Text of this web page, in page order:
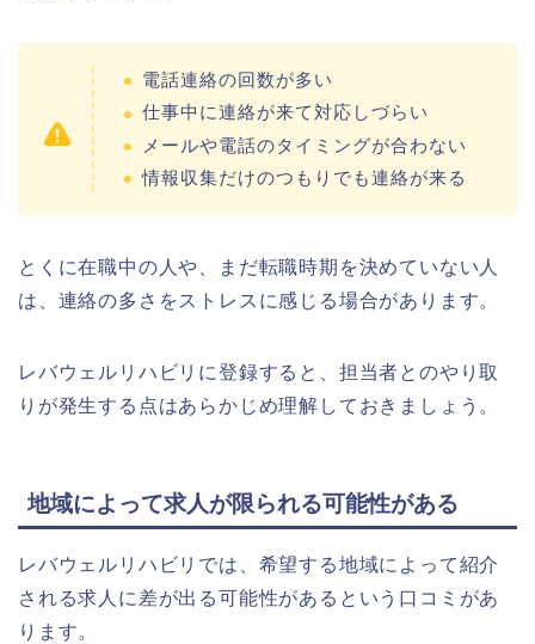
電話連絡の回数が多い
仕事中に連絡が来て対応しづらい
メールや電話のタイミングが合わない
情報収集だけのつもりでも連絡が来る
とくに在職中の人や、まだ転職時期を決めていない人
は、連絡の多さをストレスに感じる場合があります。
レバウェルリハビリに登録すると、担当者とのやり取
りが発生する点はあらかじめ理解しておきましょう。
地域によって求人が限られる可能性がある
レバウェルリハビリでは、希望する地域によって紹介
される求人に差が出る可能性があるという口コミがあ
ります。